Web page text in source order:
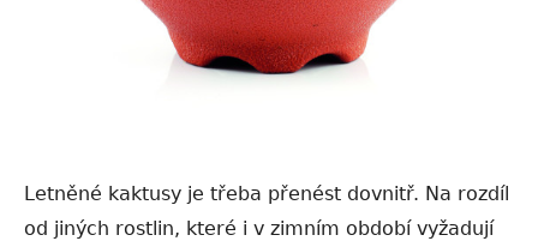
Letněné kaktusy je třeba přenést dovnitř. Na rozdíl
od jiných rostlin, které i v zimním období vyžadují